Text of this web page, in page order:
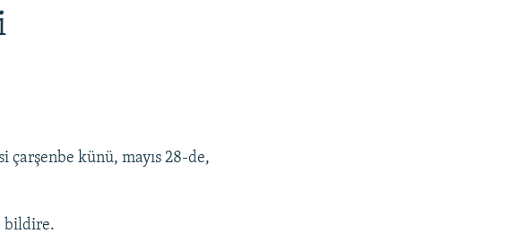
künü, mayıs 28-de,
bildire.